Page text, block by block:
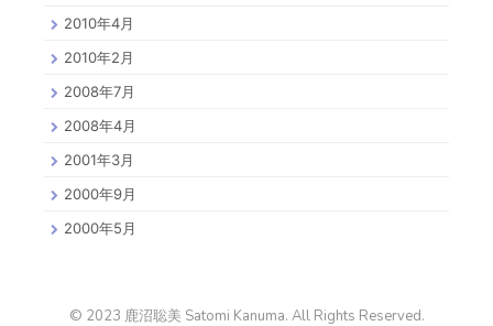
2010年4月
2010年2月
2008年7月
2008年4月
2001年3月
2000年9月
2000年5月
© 2023 鹿沼聡美 Satomi Kanuma. All Rights Reserved.